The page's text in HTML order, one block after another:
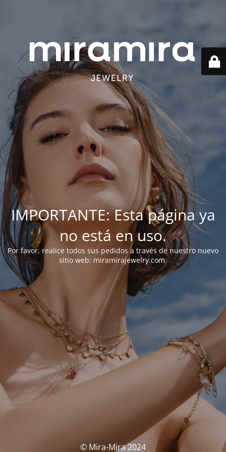
IMPORTANTE: Esta página ya
no está en uso.
Por favor, realice todos sus pedidos a través de nuestro nuevo
sitio web: miramirajewelry.com.
© Mira-Mira 2024